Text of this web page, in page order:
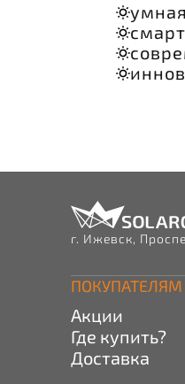
г. Ижевск,
ПОКУПАТЕЛЯМ
Акции
Где купить?
Доставка